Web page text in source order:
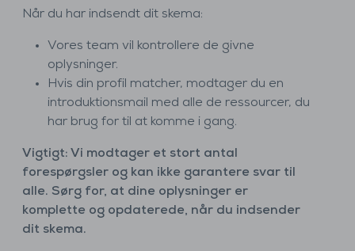
Når du har indsendt dit skema:
Vores team vil kontrollere de givne
oplysninger.
Hvis din profil matcher, modtager du en
introduktionsmail med alle de ressourcer, du
har brug for til at komme i gang.
Vigtigt: Vi modtager et stort antal
forespørgsler og kan ikke garantere svar til
alle. Sørg for, at dine oplysninger er
komplette og opdaterede, når du indsender
dit skema.